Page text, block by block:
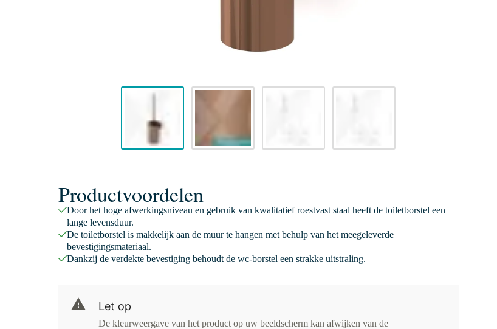
Productvoordelen
Door het hoge afwerkingsniveau en gebruik van kwalitatief roestvast staal heeft de toiletborstel een
lange levensduur.
De toiletborstel is makkelijk aan de muur te hangen met behulp van het meegeleverde
bevestigingsmateriaal.
Dankzij de verdekte bevestiging behoudt de wc-borstel een strakke uitstraling.
Let op
De kleurweergave van het product op uw beeldscherm kan afwijken van de